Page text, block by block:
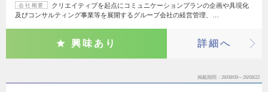
会社概要
クリエイティブを起点にコミュニケーションプランの企画や具現化
及びコンサルティング事業等を展開するグループ会社の経営管理、…
興味あり 詳細へ
掲載期間 26/08/09～26/08/22